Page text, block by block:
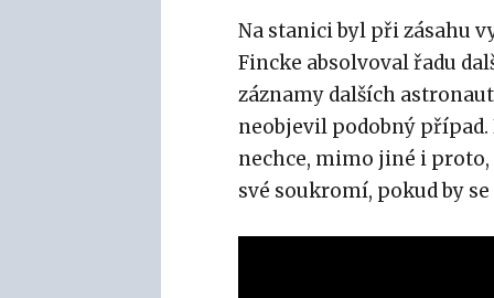
Na stanici byl při zásahu
Fincke absolvoval řadu
záznamy dalších
neobjevil podobný případ.
nechce, mimo jiné i
své soukromí, pokud by